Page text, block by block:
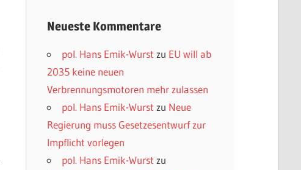
Neueste Kommentare
pol. Hans Emik-Wurst zu EU will ab
2035 keine neuen
Verbrennungsmotoren mehr zulassen
pol. Hans Emik-Wurst zu Neue
Regierung muss Gesetzesentwurf zur
Impflicht vorlegen
pol. Hans Emik-Wurst zu